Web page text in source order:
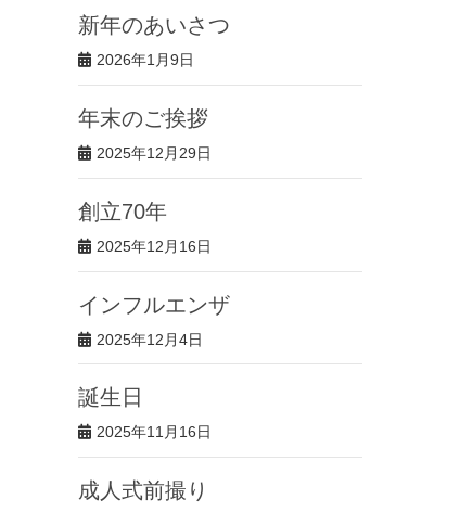
新年のあいさつ
2026年1月9日
年末のご挨拶
2025年12月29日
創立70年
2025年12月16日
インフルエンザ
2025年12月4日
誕生日
2025年11月16日
成人式前撮り